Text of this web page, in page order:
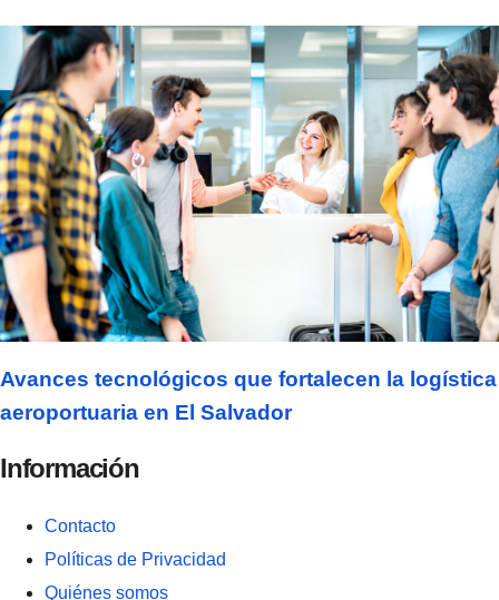
Avances tecnológicos que fortalecen la logística
aeroportuaria en El Salvador
Información
Contacto
Políticas de Privacidad
Quiénes somos